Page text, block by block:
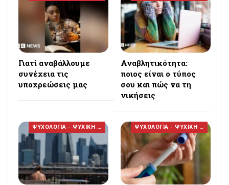
Γιατί αναβάλλουμε
συνέχεια τις
υποχρεώσεις μας
Αναβλητικότητα:
ποιος είναι ο τύπος
σου και πώς να τη
νικήσεις
ΨΥΧΟΛΟΓΙΑ - ΨΥΧΙΚΗ ΥΓΕΙΑ ΨΥΧΟΛΟΓΙΑ - ΨΥΧΙΚΗ ΥΓΕΙΑ